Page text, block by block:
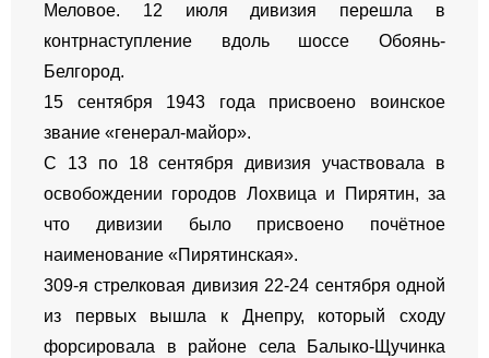
Меловое. 12 июля дивизия перешла в
контрнаступление вдоль шоссе Обоянь-
Белгород.
15 сентября 1943 года присвоено воинское
звание «генерал-майор».
С 13 по 18 сентября дивизия участвовала в
освобождении городов Лохвица и Пирятин, за
что дивизии было присвоено почётное
наименование «Пирятинская».
309-я стрелковая дивизия 22-24 сентября одной
из первых вышла к Днепру, который сходу
форсировала в районе села Балыко-Щучинка